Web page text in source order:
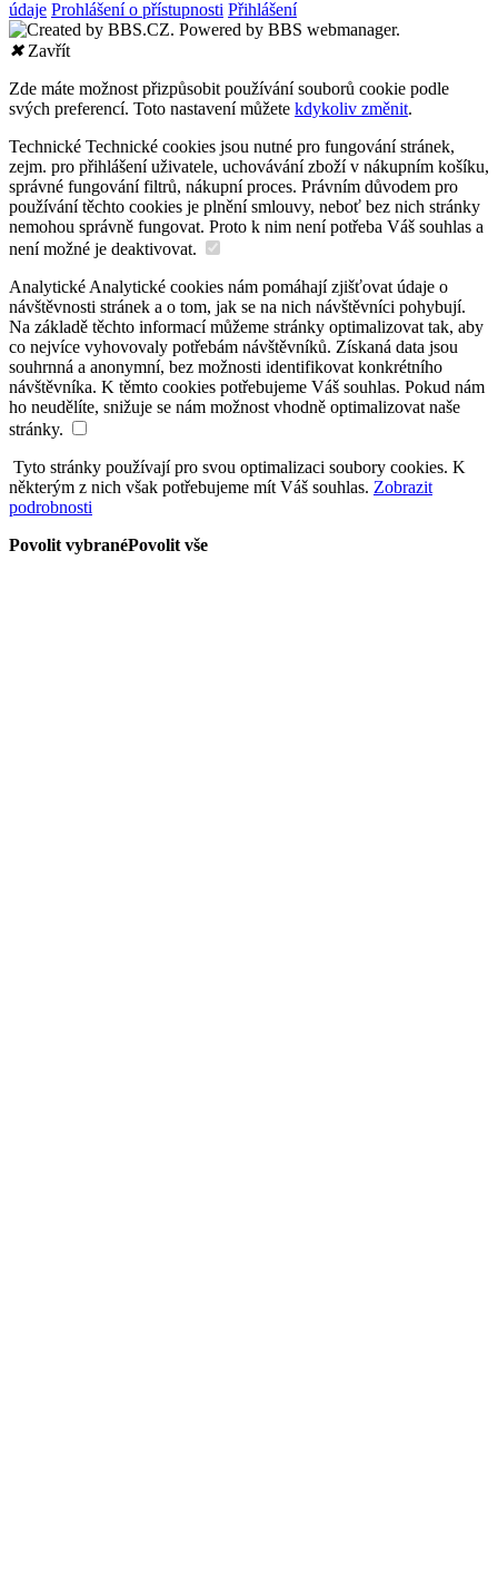
údaje Prohlášení o přístupnosti Přihlášení
✖Zavřít
Zde máte možnost přizpůsobit používání souborů cookie podle
svých preferencí. Toto nastavení můžete kdykoliv změnit.
Technické Technické cookies jsou nutné pro fungování stránek,
zejm. pro přihlášení uživatele, uchovávání zboží v nákupním košíku,
správné fungování filtrů, nákupní proces. Právním důvodem pro
používání těchto cookies je plnění smlouvy, neboť bez nich stránky
nemohou správně fungovat. Proto k nim není potřeba Váš souhlas a
není možné je deaktivovat.
Analytické Analytické cookies nám pomáhají zjišťovat údaje o
návštěvnosti stránek a o tom, jak se na nich návštěvníci pohybují.
Na základě těchto informací můžeme stránky optimalizovat tak, aby
co nejvíce vyhovovaly potřebám návštěvníků. Získaná data jsou
souhrnná a anonymní, bez možnosti identifikovat konkrétního
návštěvníka. K těmto cookies potřebujeme Váš souhlas. Pokud nám
ho neudělíte, snižuje se nám možnost vhodně optimalizovat naše
stránky.
Tyto stránky používají pro svou optimalizaci soubory cookies. K
některým z nich však potřebujeme mít Váš souhlas. Zobrazit
podrobnosti
Povolit vybranéPovolit vše